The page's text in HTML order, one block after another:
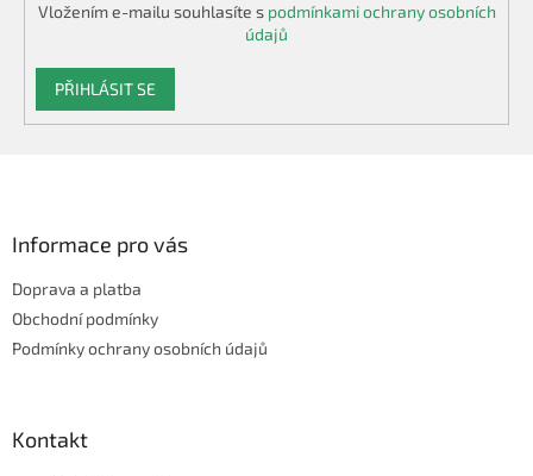
Vložením e-mailu souhlasíte s podmínkami ochrany osobních
údajů
PŘIHLÁSIT SE
Informace pro vás
Doprava a platba
Obchodní podmínky
Podmínky ochrany osobních údajů
Kontakt